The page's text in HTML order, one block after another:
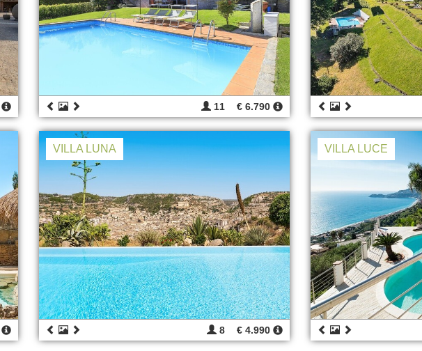
11 € 6.790
VILLA LUNA
8 € 4.990
VILLA LUCE